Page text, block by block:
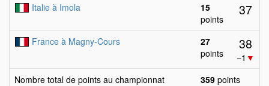
Italie à Imola
15
points
37
France à Magny-Cours
27
points
38
−1 ▼
Nombre total de points au championnat
359 points